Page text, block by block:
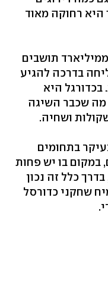
היא רחוקה מאוד
תושבים
בדרכה להגיע
בכדורגל היא
מה שכבר השיגה
ושחיה.
בתחומים
במקום בו יש פחות
כלל זה נכון
שחקני כדורסל